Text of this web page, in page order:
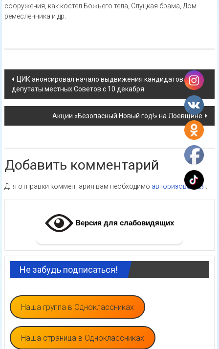
сооружения, как костел Божьего тела, Слуцкая брама, Дом
ремесленника и др.
Навигация
по
записям
ЦИК анонсировал начало выдвижения кандидатов в
депутаты местных Советов с 10 декабря
Акции «Безопасный Новый год!» на Лоевщине
Добавить комментарий
Для отправки комментария вам необходимо авторизоваться
Версия для слабовидящих
Не забудь подписаться!
Наша группа в Одноклассниках
Наша страница в Одноклассниках